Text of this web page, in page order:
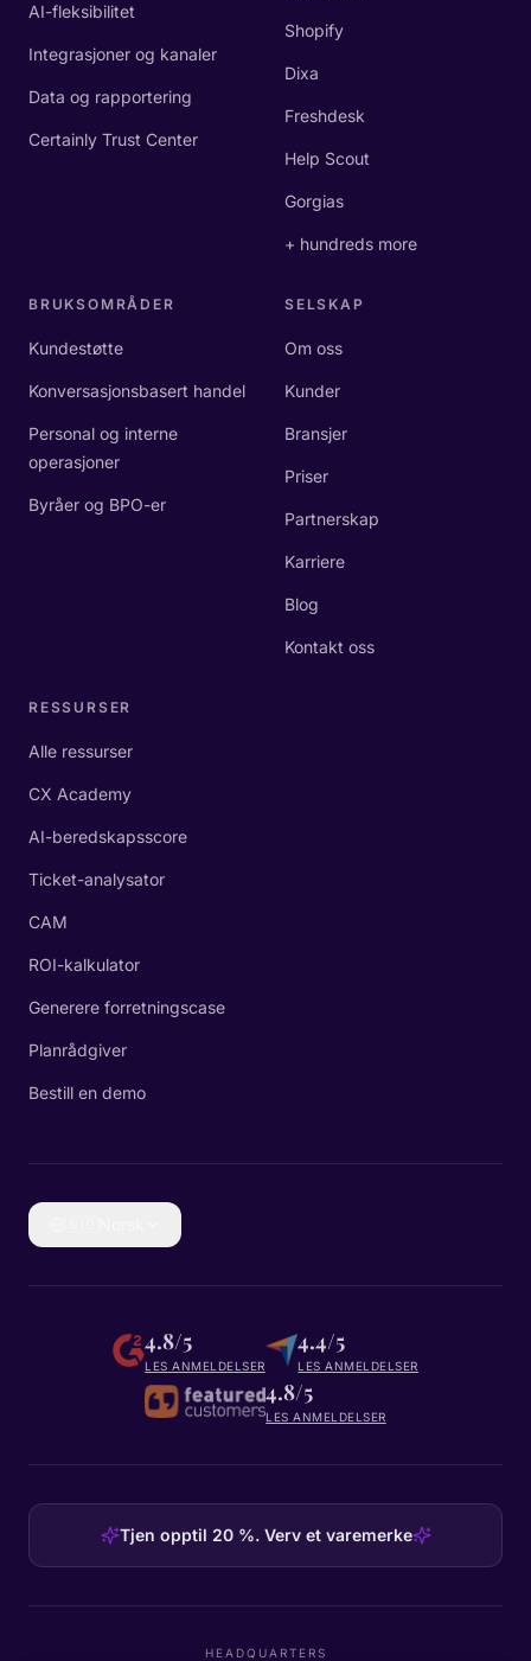
AI-fleksibilitet
Integrasjoner og kanaler
Data og rapportering
Certainly Trust Center
Shopify
Dixa
Freshdesk
Help Scout
Gorgias
+ hundreds more
BRUKSOMRÅDER
Kundestøtte
Konversasjonsbasert handel
Personal og interne
operasjoner
Byråer og BPO-er
SELSKAP
Om oss
Kunder
Bransjer
Priser
Partnerskap
Karriere
Blog
Kontakt oss
RESSURSER
Alle ressurser
CX Academy
AI-beredskapsscore
Ticket-analysator
CAM
ROI-kalkulator
Generere forretningscase
Planrådgiver
Bestill en demo
4.8/5
LES ANMELDELSER
4.4/5
LES ANMELDELSER
4.8/5
LES ANMELDELSER
Tjen opptil 20 %. Verv et varemerke
HEADQUARTERS